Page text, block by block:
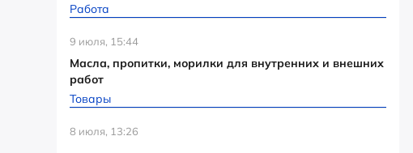
Работа
9 июля, 15:44
Масла, пропитки, морилки для внутренних и внешних
работ
Товары
8 июля, 13:26